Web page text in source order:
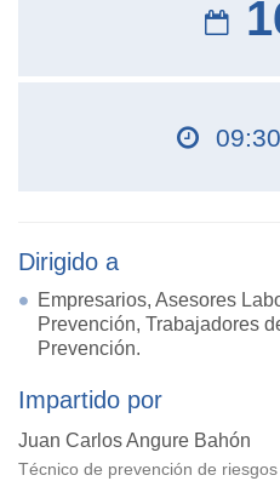
Dirigido a
Empresarios, Asesores
Prevención, Trabajadores
Prevención.
Impartido por
Juan Carlos Angure Bahón
Técnico de prevención de